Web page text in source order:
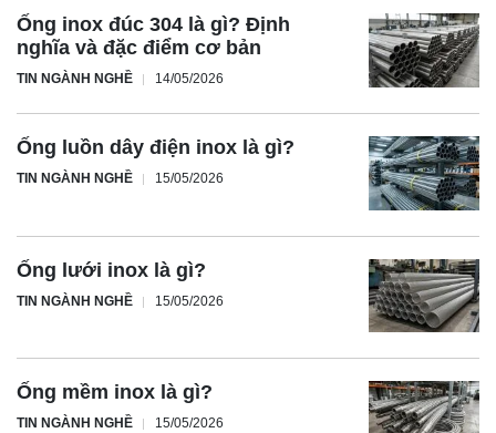
Ống inox đúc 304 là gì? Định
nghĩa và đặc điểm cơ bản
TIN NGÀNH NGHỀ 14/05/2026
Ống luồn dây điện inox là gì?
TIN NGÀNH NGHỀ 15/05/2026
Ống lưới inox là gì?
TIN NGÀNH NGHỀ 15/05/2026
Ống mềm inox là gì?
TIN NGÀNH NGHỀ 15/05/2026